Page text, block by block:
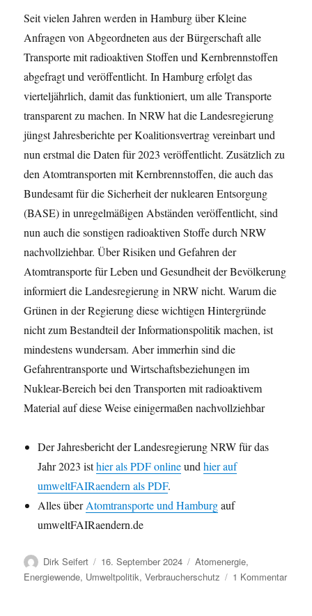
Seit vielen Jahren werden in Hamburg über Kleine
Anfragen von Abgeordneten aus der Bürgerschaft alle
Transporte mit radioaktiven Stoffen und Kernbrennstoffen
abgefragt und veröffentlicht. In Hamburg erfolgt das
vierteljährlich, damit das funktioniert, um alle Transporte
transparent zu machen. In NRW hat die Landesregierung
jüngst Jahresberichte per Koalitionsvertrag vereinbart und
nun erstmal die Daten für 2023 veröffentlicht. Zusätzlich zu
den Atomtransporten mit Kernbrennstoffen, die auch das
Bundesamt für die Sicherheit der nuklearen Entsorgung
(BASE) in unregelmäßigen Abständen veröffentlicht, sind
nun auch die sonstigen radioaktiven Stoffe durch NRW
nachvollziehbar. Über Risiken und Gefahren der
Atomtransporte für Leben und Gesundheit der Bevölkerung
informiert die Landesregierung in NRW nicht. Warum die
Grünen in der Regierung diese wichtigen Hintergründe
nicht zum Bestandteil der Informationspolitik machen, ist
mindestens wundersam. Aber immerhin sind die
Gefahrentransporte und Wirtschaftsbeziehungen im
Nuklear-Bereich bei den Transporten mit radioaktivem
Material auf diese Weise einigermaßen nachvollziehbar
Der Jahresbericht der Landesregierung NRW für das
Jahr 2023 isthier als PDF onlineundhier auf
umweltFAIRaendern als PDF.
Alles überAtomtransporte und Hamburgauf
umweltFAIRaendern.de
Autor
Dirk Seifert
Veröffentlicht
am
16. September 2024 Kategorien
Atomenergie,
Energiewende, Umweltpolitik,Verbraucherschutz 1 Kommentarzu